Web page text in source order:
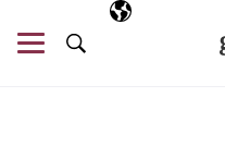
اللغة المختارة
AR
البحث